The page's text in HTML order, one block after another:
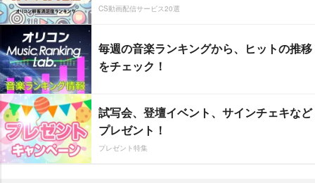
CS動画配信サービス20選
毎週の音楽ランキングから、ヒットの推移
をチェック！
試写会、登壇イベント、サインチェキなど
プレゼント！
プレゼント特集